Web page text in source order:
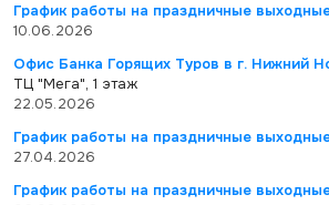
График работы на праздничные
10.06.2026
Офис Банка Горящих Туров в г. Нижний
ТЦ "Мега", 1 этаж
22.05.2026
График работы на праздничные выходные
27.04.2026
График работы на праздничные